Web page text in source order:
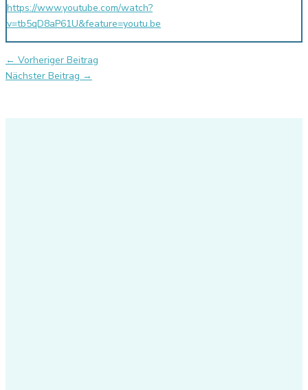
https://www.youtube.com/watch?
v=tb5qD8aP61U&feature=youtu.be
← Vorheriger Beitrag
Nächster Beitrag →